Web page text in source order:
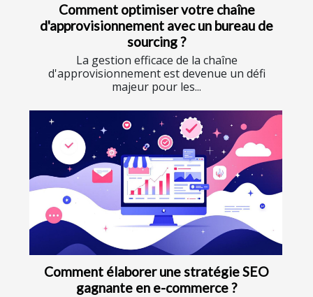
Comment optimiser votre chaîne
d'approvisionnement avec un bureau de
sourcing ?
La gestion efficace de la chaîne
d'approvisionnement est devenue un défi
majeur pour les...
Comment élaborer une stratégie SEO
gagnante en e-commerce ?